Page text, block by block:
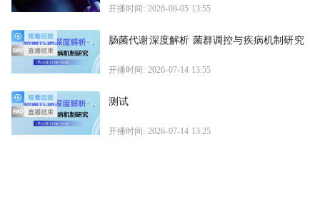
开播时间: 2026-08-05 13:55
肠菌代谢深度解析 菌群调控与疾病机制研究
开播时间: 2026-07-14 13:55
测试
开播时间: 2026-07-14 13:25